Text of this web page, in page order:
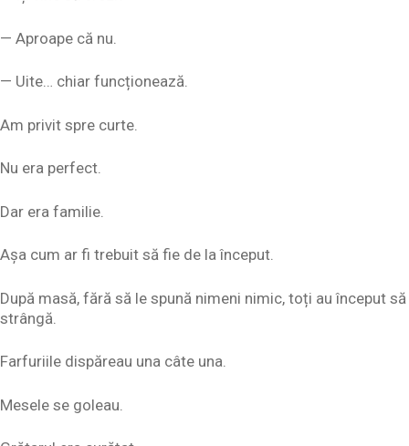
— Aproape că nu.
— Uite… chiar funcționează.
Am privit spre curte.
Nu era perfect.
Dar era familie.
Așa cum ar fi trebuit să fie de la început.
După masă, fără să le spună nimeni nimic, toți au început să
strângă.
Farfuriile dispăreau una câte una.
Mesele se goleau.